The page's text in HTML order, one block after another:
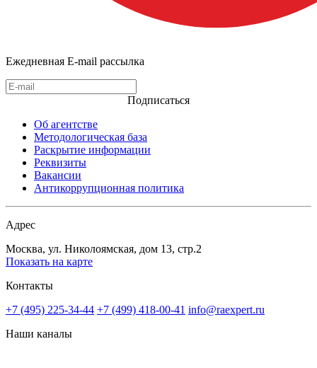
Ежедневная E-mail рассылка
Подписаться
Об агентстве
Методологическая база
Раскрытие информации
Реквизиты
Вакансии
Антикоррупционная политика
Адрес
Москва, ул. Николоямская, дом 13, стр.2
Показать на карте
Контакты
+7 (495) 225-34-44 +7 (499) 418-00-41 info@raexpert.ru
Наши каналы